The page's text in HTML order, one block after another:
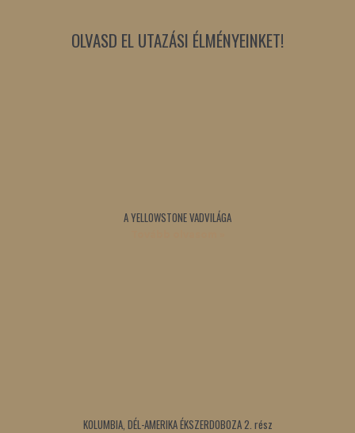
OLVASD EL UTAZÁSI ÉLMÉNYEINKET!
A YELLOWSTONE VADVILÁGA
KOLUMBIA, DÉL-AMERIKA ÉKSZERDOBOZA 2. rész